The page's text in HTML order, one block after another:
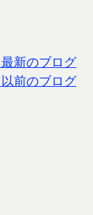
新のブログ
前のブログ